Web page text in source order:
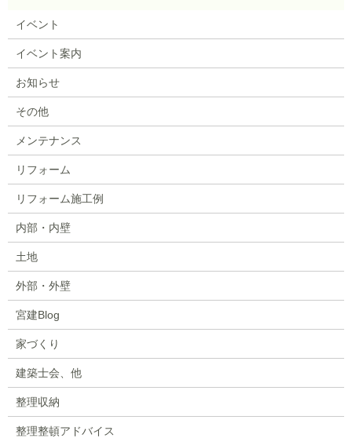
イベント
イベント案内
お知らせ
その他
メンテナンス
リフォーム
リフォーム施工例
内部・内壁
土地
外部・外壁
宮建Blog
家づくり
建築士会、他
整理収納
整理整頓アドバイス